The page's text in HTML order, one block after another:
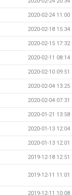
2020-02-24 11:00
2020-02-18 15:34
2020-02-15 17:32
2020-02-11 08:14
2020-02-10 09:51
2020-02-04 13:25
2020-02-04 07:31
2020-01-21 13:58
2020-01-13 12:04
2020-01-13 12:01
2019-12-18 12:51
2019-12-11 11:01
2019-12-11 10:08